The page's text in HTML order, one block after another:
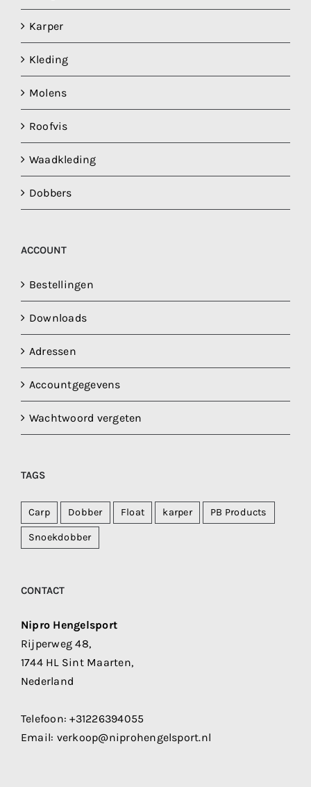
Karper
Kleding
Molens
Roofvis
Waadkleding
Dobbers
ACCOUNT
Bestellingen
Downloads
Adressen
Accountgegevens
Wachtwoord vergeten
TAGS
Carp Dobber Float karper PB Products
Snoekdobber
CONTACT
Nipro Hengelsport
Rijperweg 48,
1744 HL Sint Maarten,
Nederland
Telefoon:+31226394055
Email: verkoop@niprohengelsport.nl